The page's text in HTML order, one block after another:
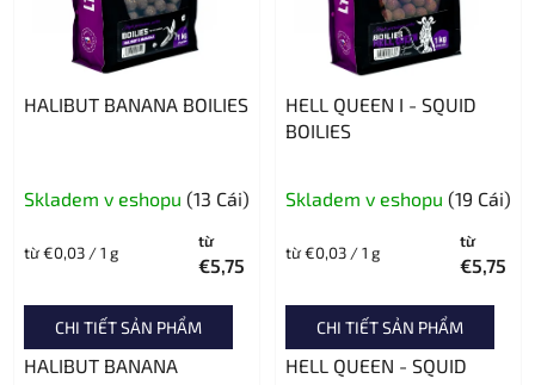
HALIBUT BANANA BOILIES
Skladem v eshopu (13 Cái)
từ
€5,75
Giá
từ €0,03 / 1 g
CHI TIẾT SẢN PHẨM
HALIBUT BANANA
HELL QUEEN I - SQUID
BOILIES
giá
của
sản
phẩm
Skladem v eshopu (19 Cái)
từ
€5,75
Giá
từ €0,03 / 1 g
CHI TIẾT SẢN PHẨM
HELL QUEEN - SQUID